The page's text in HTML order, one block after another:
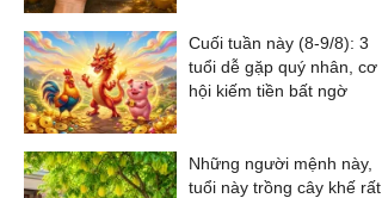
Cuối tuần này (8-9/8): 3
tuổi dễ gặp quý nhân, cơ
hội kiếm tiền bất ngờ
Những người mệnh này,
tuổi này trồng cây khế rất